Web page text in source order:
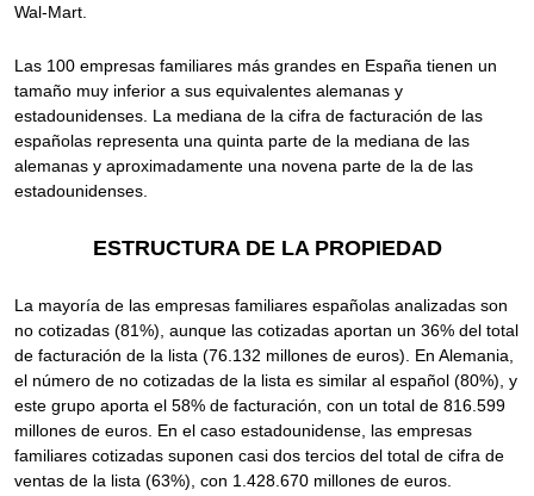
Wal-Mart.
Las 100 empresas familiares más grandes en España tienen un
tamaño muy inferior a sus equivalentes alemanas y
estadounidenses. La mediana de la cifra de facturación de las
españolas representa una quinta parte de la mediana de las
alemanas y aproximadamente una novena parte de la de las
estadounidenses.
ESTRUCTURA DE LA PROPIEDAD
La mayoría de las empresas familiares españolas analizadas son
no cotizadas (81%), aunque las cotizadas aportan un 36% del total
de facturación de la lista (76.132 millones de euros). En Alemania,
el número de no cotizadas de la lista es similar al español (80%), y
este grupo aporta el 58% de facturación, con un total de 816.599
millones de euros. En el caso estadounidense, las empresas
familiares cotizadas suponen casi dos tercios del total de cifra de
ventas de la lista (63%), con 1.428.670 millones de euros.